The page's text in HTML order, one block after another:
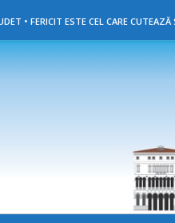
• FERICIT ESTE CEL CARE